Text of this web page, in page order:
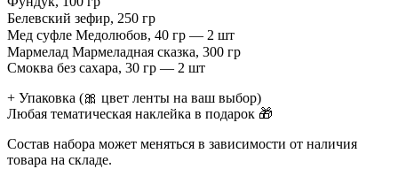
Белевский зефир, 250 гр ⠀
Мед суфле Медолюбов, 40 гр — 2 шт ⠀
Мармелад Мармеладная сказка, 300 гр ⠀
Смоква без сахара, 30 гр — 2 шт
+ Упаковка (🎀 цвет ленты на ваш выбор)
Любая тематическая наклейка в подарок 🎁
Состав набора может меняться в зависимости от наличия
товара на складе.